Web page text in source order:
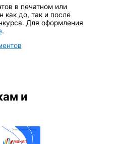
в печатном или
как до, так и после
Для оформления
.
и